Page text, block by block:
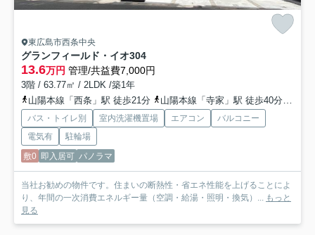
東広島市西条中央
グランフィールド・イオ304
13.6万円 管理/共益費7,000円
3階 / 63.77㎡ / 2LDK /築1年
山陽本線「西条」駅 徒歩21分
山陽本線「寺家」駅 徒歩40分車8分 3.0km
バス・トイレ別 室内洗濯機置場 エアコン
バルコニー
電気有
駐輪場
敷0 即入居可 パノラマ
当社お勧めの物件です。住まいの断熱性・省エネ性能を上げることによ
り、年間の一次消費エネルギー量（空調・給湯・照明・換気）... もっと
見る